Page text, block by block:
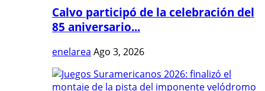
Calvo participó de la celebración del
85 aniversario...
enelarea Ago 3, 2026